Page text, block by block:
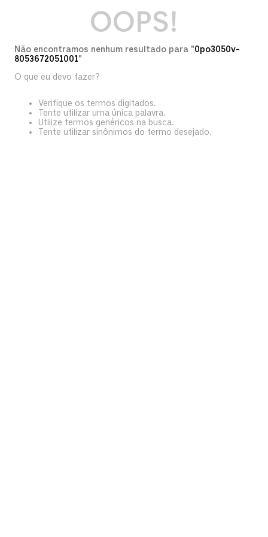
OOPS!
Não encontramos nenhum resultado para "0po3050v-
8053672051001"
O que eu devo fazer?
Verifique os termos digitados.
Tente utilizar uma única palavra.
Utilize termos genéricos na busca.
Tente utilizar sinônimos do termo desejado.